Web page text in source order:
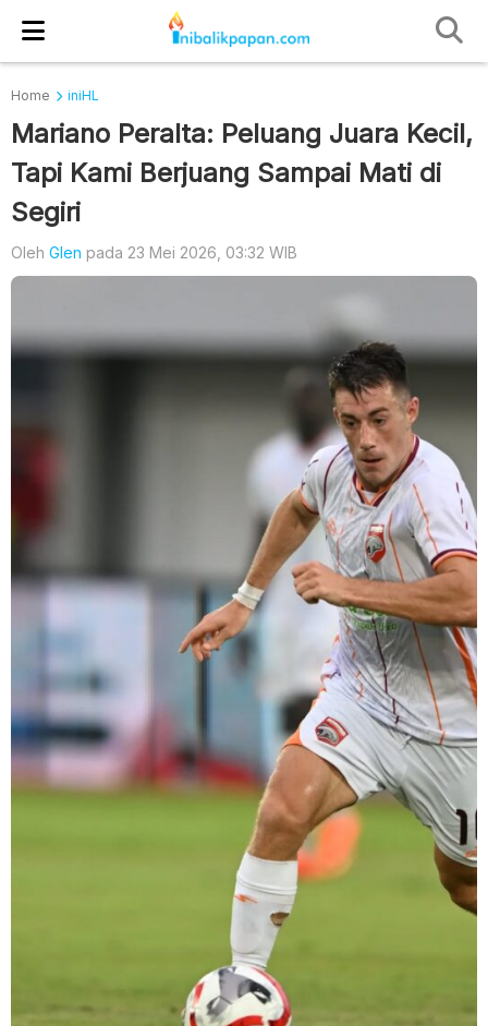
Home iniHL
Mariano Peralta: Peluang Juara Kecil,
Tapi Kami Berjuang Sampai Mati di
Segiri
Oleh Glen pada 23 Mei 2026, 03:32 WIB